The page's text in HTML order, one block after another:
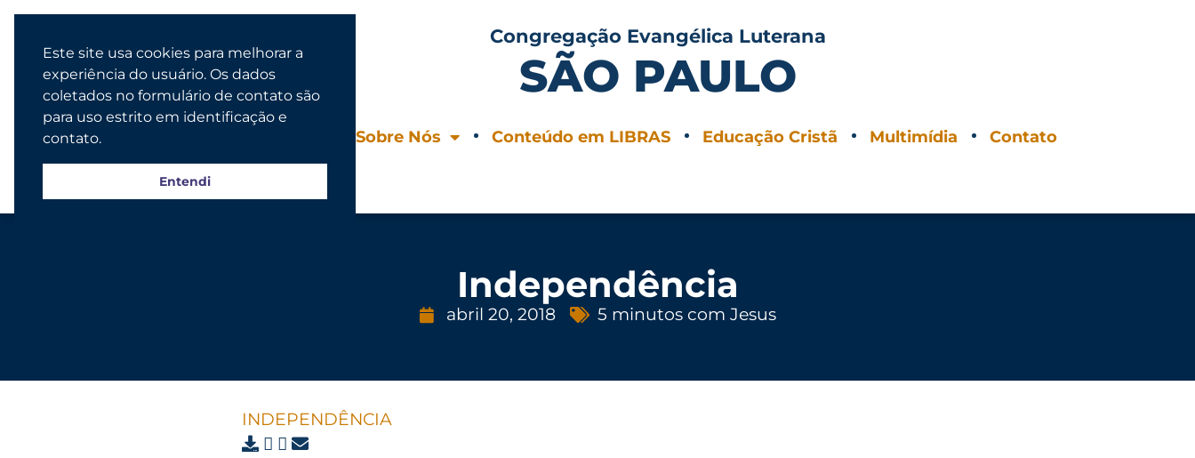
Congregação Evangélica Luterana
SÃO PAULO
Sobre Nós Conteúdo em LIBRAS Educação Cristã Multimídia Contato
Independência
abril 20, 2018 5 minutos com Jesus
INDEPENDÊNCIA
Este site usa cookies para melhorar a
experiência do usuário. Os dados
coletados no formulário de contato são
para uso estrito em identificação e
contato.
Entendi